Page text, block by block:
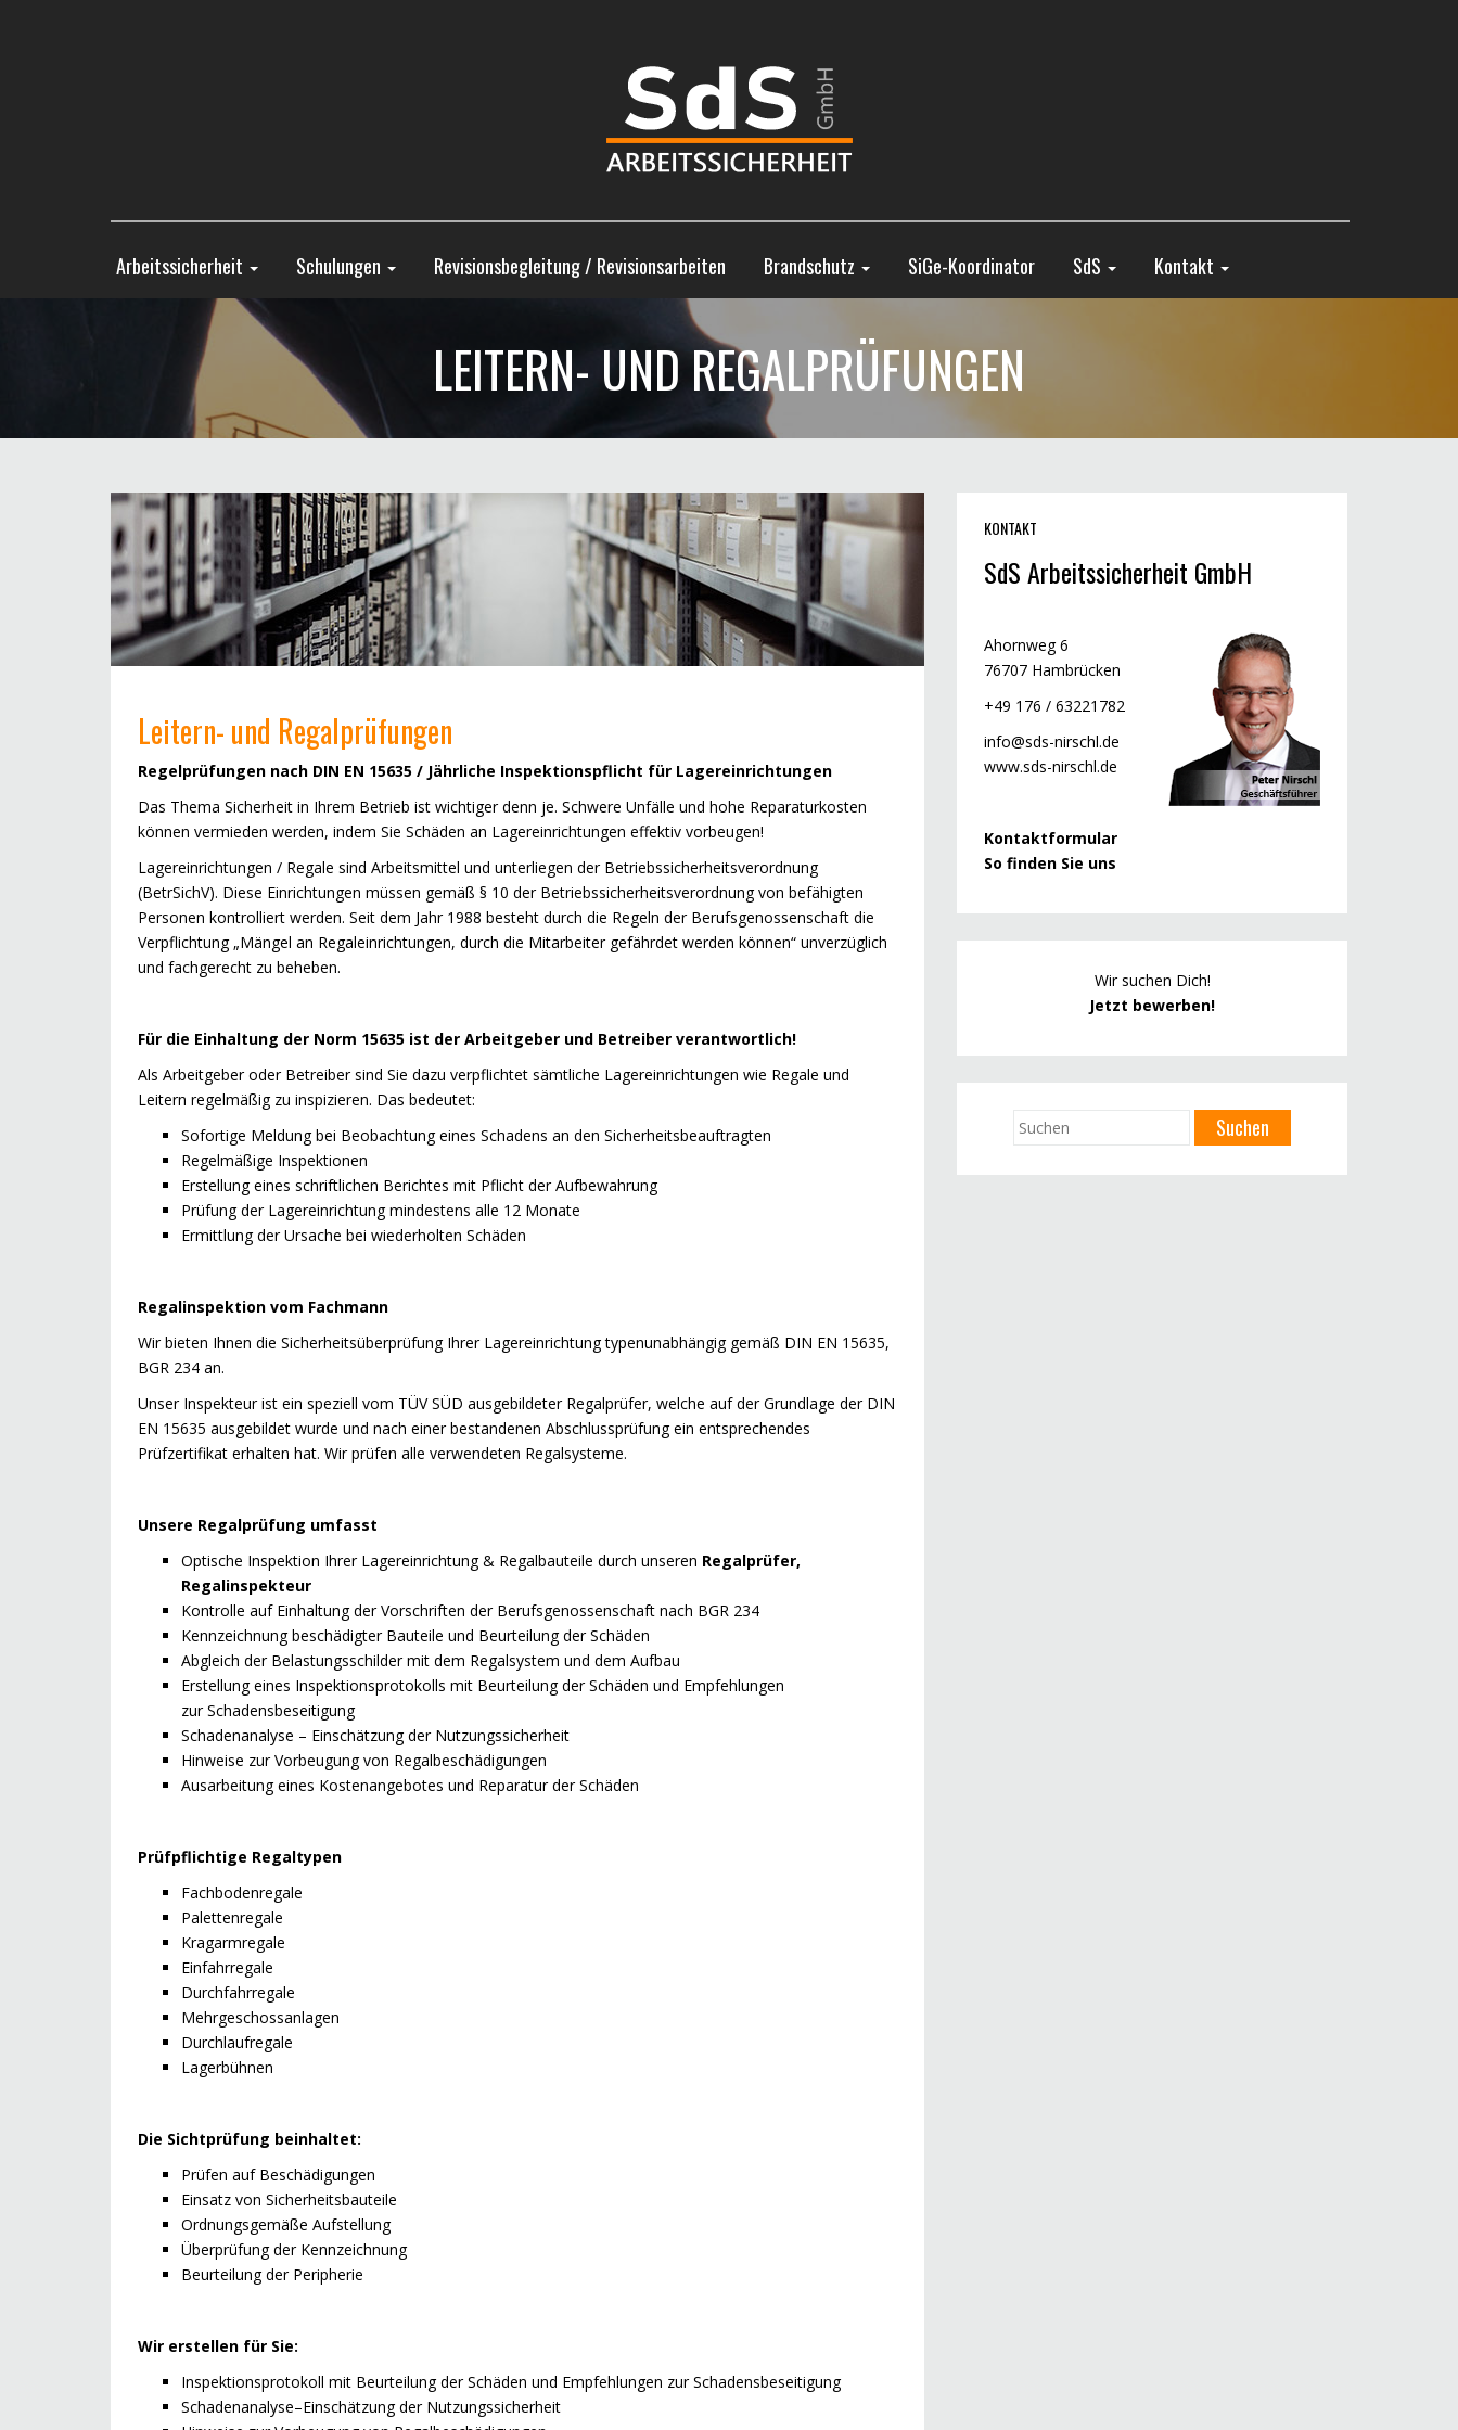
Arbeitssicherheit Schulungen Revisionsbegleitung / Revisionsarbeiten Brandschutz SiGe-Koordinator SdS Kontakt
LEITERN- UND REGALPRÜFUNGEN
Leitern- und Regalprüfungen
Regelprüfungen nach DIN EN 15635 / Jährliche Inspektionspflicht für Lagereinrichtungen
Das Thema Sicherheit in Ihrem Betrieb ist wichtiger denn je. Schwere Unfälle und hohe Reparaturkosten
können vermieden werden, indem Sie Schäden an Lagereinrichtungen effektiv vorbeugen!
Lagereinrichtungen / Regale sind Arbeitsmittel und unterliegen der Betriebssicherheitsverordnung
(BetrSichV). Diese Einrichtungen müssen gemäß § 10 der Betriebssicherheitsverordnung von befähigten
Personen kontrolliert werden. Seit dem Jahr 1988 besteht durch die Regeln der Berufsgenossenschaft die
Verpflichtung „Mängel an Regaleinrichtungen, durch die Mitarbeiter gefährdet werden können“ unverzüglich
und fachgerecht zu beheben.
Für die Einhaltung der Norm 15635 ist der Arbeitgeber und Betreiber verantwortlich!
Als Arbeitgeber oder Betreiber sind Sie dazu verpflichtet sämtliche Lagereinrichtungen wie Regale und
Leitern regelmäßig zu inspizieren. Das bedeutet:
Sofortige Meldung bei Beobachtung eines Schadens an den Sicherheitsbeauftragten
Regelmäßige Inspektionen
Erstellung eines schriftlichen Berichtes mit Pflicht der Aufbewahrung
Prüfung der Lagereinrichtung mindestens alle 12 Monate
Ermittlung der Ursache bei wiederholten Schäden
Regalinspektion vom Fachmann
Wir bieten Ihnen die Sicherheitsüberprüfung Ihrer Lagereinrichtung typenunabhängig gemäß DIN EN 15635,
BGR 234 an.
Unser Inspekteur ist ein speziell vom TÜV SÜD ausgebildeter Regalprüfer, welche auf der Grundlage der DIN
EN 15635 ausgebildet wurde und nach einer bestandenen Abschlussprüfung ein entsprechendes
Prüfzertifikat erhalten hat. Wir prüfen alle verwendeten Regalsysteme.
Unsere Regalprüfung umfasst
Optische Inspektion Ihrer Lagereinrichtung & Regalbauteile durch unseren Regalprüfer,
Regalinspekteur
Kontrolle auf Einhaltung der Vorschriften der Berufsgenossenschaft nach BGR 234
Kennzeichnung beschädigter Bauteile und Beurteilung der Schäden
Abgleich der Belastungsschilder mit dem Regalsystem und dem Aufbau
Erstellung eines Inspektionsprotokolls mit Beurteilung der Schäden und Empfehlungen
zur Schadensbeseitigung
Schadenanalyse – Einschätzung der Nutzungssicherheit
Hinweise zur Vorbeugung von Regalbeschädigungen
Ausarbeitung eines Kostenangebotes und Reparatur der Schäden
Prüfpflichtige Regaltypen
Fachbodenregale
Palettenregale
Kragarmregale
Einfahrregale
Durchfahrregale
Mehrgeschossanlagen
Durchlaufregale
Lagerbühnen
Die Sichtprüfung beinhaltet:
Prüfen auf Beschädigungen
Einsatz von Sicherheitsbauteile
Ordnungsgemäße Aufstellung
Überprüfung der Kennzeichnung
Beurteilung der Peripherie
Wir erstellen für Sie:
Inspektionsprotokoll mit Beurteilung der Schäden und Empfehlungen zur Schadensbeseitigung
Schadenanalyse–Einschätzung der Nutzungssicherheit
KONTAKT
SdS Arbeitssicherheit GmbH
Ahornweg 6
76707 Hambrücken
+49 176 / 63221782
info@sds-nirschl.de
www.sds-nirschl.de
Kontaktformular
So finden Sie uns
Wir suchen Dich!
Jetzt bewerben!